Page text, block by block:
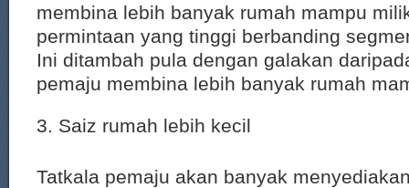
membina lebih banyak rumah mampu
permintaan yang tinggi berbanding
Ini ditambah pula dengan galakan
pemaju membina lebih banyak rumah
3. Saiz rumah lebih kecil
Tatkala pemaju akan banyak